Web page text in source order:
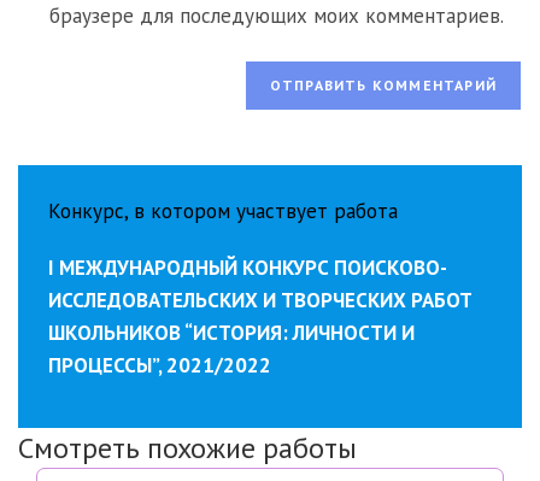
сайтабраузере для последующих моих комментариев.
Конкурс, в котором участвует работа
I МЕЖДУНАРОДНЫЙ КОНКУРС ПОИСКОВО-
ИССЛЕДОВАТЕЛЬСКИХ И ТВОРЧЕСКИХ РАБОТ
ШКОЛЬНИКОВ “ИСТОРИЯ: ​ЛИЧНОСТИ И
ПРОЦЕССЫ”, 2021/2022
Смотреть похожие работы